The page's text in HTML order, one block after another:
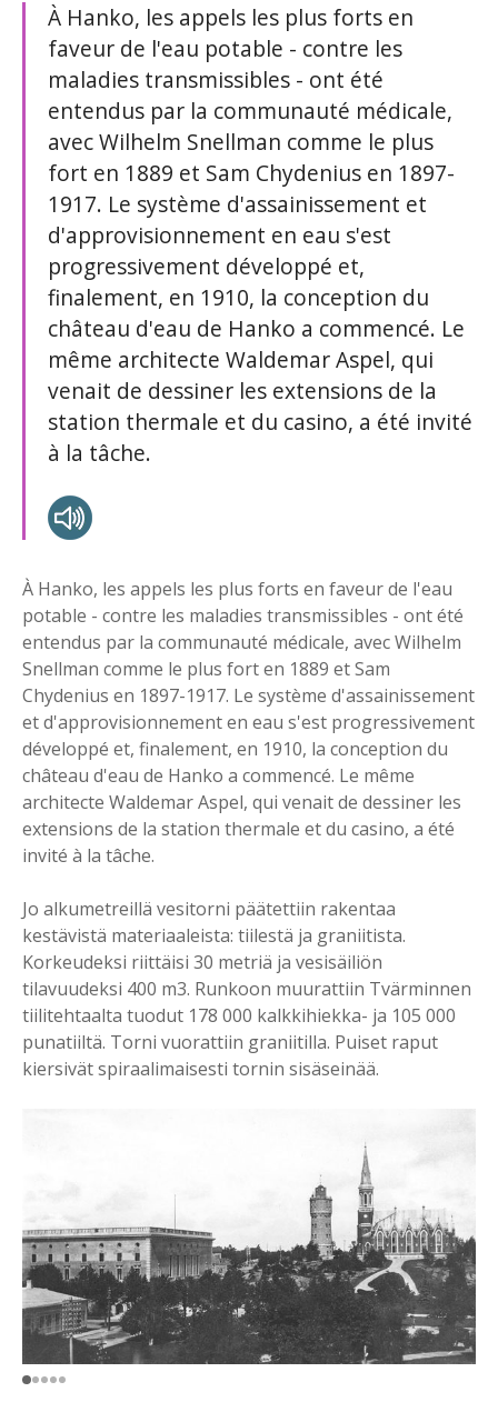
À Hanko, les appels les plus forts en
faveur de l'eau potable - contre les
maladies transmissibles - ont été
entendus par la communauté médicale,
avec Wilhelm Snellman comme le plus
fort en 1889 et Sam Chydenius en 1897-
1917. Le système d'assainissement et
d'approvisionnement en eau s'est
progressivement développé et,
finalement, en 1910, la conception du
château d'eau de Hanko a commencé. Le
même architecte Waldemar Aspel, qui
venait de dessiner les extensions de la
station thermale et du casino, a été invité
à la tâche.
À Hanko, les appels les plus forts en faveur de l'eau
potable - contre les maladies transmissibles - ont été
entendus par la communauté médicale, avec Wilhelm
Snellman comme le plus fort en 1889 et Sam
Chydenius en 1897-1917. Le système d'assainissement
et d'approvisionnement en eau s'est progressivement
développé et, finalement, en 1910, la conception du
château d'eau de Hanko a commencé. Le même
architecte Waldemar Aspel, qui venait de dessiner les
extensions de la station thermale et du casino, a été
invité à la tâche.
Jo alkumetreillä vesitorni päätettiin rakentaa
kestävistä materiaaleista: tiilestä ja graniitista.
Korkeudeksi riittäisi 30 metriä ja vesisäiliön
tilavuudeksi 400 m3. Runkoon muurattiin Tvärminnen
tiilitehtaalta tuodut 178 000 kalkkihiekka- ja 105 000
punatiiltä. Torni vuorattiin graniitilla. Puiset raput
kiersivät spiraalimaisesti tornin sisäseinää.